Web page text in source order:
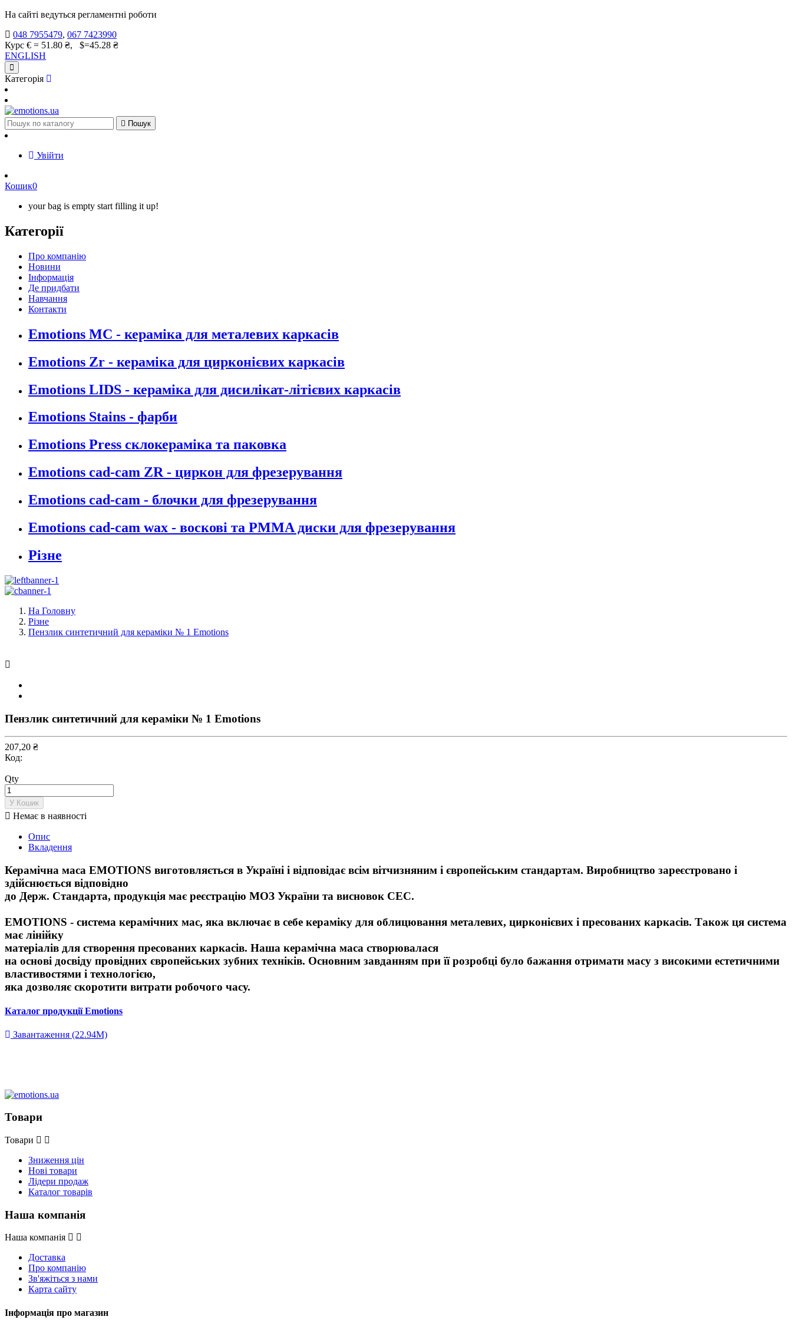
На сайті ведуться регламентні роботи
048 7955479, 067 7423990
Курс € = 51.80 ₴, $=45.28 ₴
ENGLISH
Категорія
 Пошук
Увійти
Кошик0
your bag is empty start filling it up!
Категорії
Про компанію
Новини
Інформація
Де придбати
Навчання
Контакти
Emotions MC - кераміка для металевих каркасів
Emotions Zr - кераміка для цирконієвих каркасів
Emotions LIDS - кераміка для дисилікат-літієвих каркасів
Emotions Stains - фарби
Emotions Press склокераміка та паковка
Emotions cad-cam ZR - циркон для фрезерування
Emotions cad-cam - блочки для фрезерування
Emotions cad-cam wax - воскові та PMMA диски для фрезерування
Різне
На Головну
Різне
Пензлик синтетичний для кераміки № 1 Emotions

Пензлик синтетичний для кераміки № 1 Emotions
207,20 ₴
Код:
Qty
У Кошик
 Немає в наявності
Опис
Вкладення
Керамічна маса EMOTIONS виготовляється в Україні і відповідає всім вітчизняним і європейським стандартам. Виробництво зареєстровано і
здійснюється відповідно
до Держ. Стандарта, продукція має реєстрацію МОЗ України та висновок СЕС.
EMOTIONS - система керамічних мас, яка включає в себе кераміку для облицювання металевих, цирконієвих і пресованих каркасів. Також ця система
має лінійку
матеріалів для створення пресованих каркасів. Наша керамічна маса створювалася
на основі досвіду провідних європейських зубних техніків. Основним завданням при її розробці було бажання отримати масу з високими естетичними
властивостями і технологією,
яка дозволяє скоротити витрати робочого часу.
Каталог продукції Emotions
Завантаження (22.94M)
Товари
Товари
Зниження цін
Нові товари
Лідери продаж
Каталог товарів
Наша компанія
Наша компанія
Доставка
Про компанію
Зв'яжіться з нами
Карта сайту
Інформація про магазин